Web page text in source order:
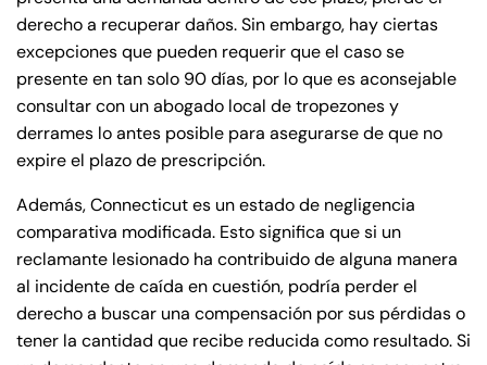
derecho a recuperar daños. Sin embargo, hay ciertas
excepciones que pueden requerir que el caso se
presente en tan solo 90 días, por lo que es aconsejable
consultar con un abogado local de tropezones y
derrames lo antes posible para asegurarse de que no
expire el plazo de prescripción.
Además, Connecticut es un estado de negligencia
comparativa modificada. Esto significa que si un
reclamante lesionado ha contribuido de alguna manera
al incidente de caída en cuestión, podría perder el
derecho a buscar una compensación por sus pérdidas o
tener la cantidad que recibe reducida como resultado. Si
Farmington - Hours
Answering Service
Office Hours
Enfield - Hours
Answering Service
Office Hours